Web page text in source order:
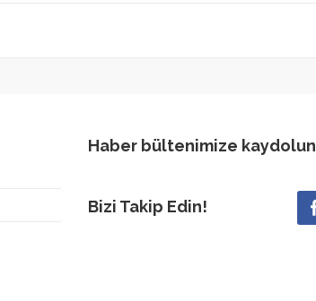
Haber bültenimize kaydolun
Bizi Takip Edin!